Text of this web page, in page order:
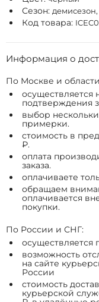
Сезон: демисезон,
Код товара:
Информация о
По Москве и
осуществляется
подтверждения
выбор
примерки.
стоимость в
₽.
оплата
заказа.
оплачиваете
обращаем
оплачивается
покупки.
По России и СНГ:
осуществляется
возможность
на сайте
России
стоимость
курьерской